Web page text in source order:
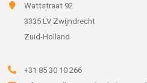
Wattstraat 92
3335 LV Zwijndrecht
Zuid-Holland
+31 85 30 10 266